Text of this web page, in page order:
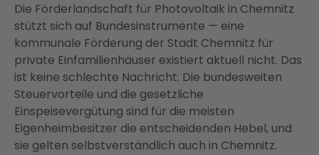
Die Förderlandschaft für Photovoltaik in Chemnitz
stützt sich auf Bundesinstrumente — eine
kommunale Förderung der Stadt Chemnitz für
private Einfamilienhäuser existiert aktuell nicht. Das
ist keine schlechte Nachricht: Die bundesweiten
Steuervorteile und die gesetzliche
Einspeisevergütung sind für die meisten
Eigenheimbesitzer die entscheidenden Hebel, und
sie gelten selbstverständlich auch in Chemnitz.